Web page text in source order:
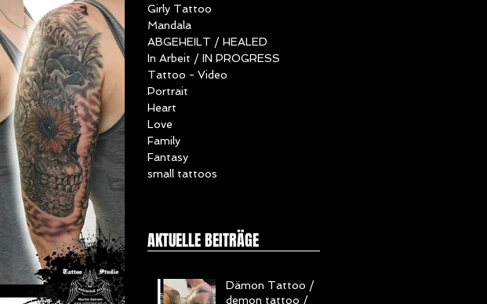
Girly Tattoo
Mandala
ABGEHEILT / HEALED
In Arbeit / IN PROGRESS
Tattoo - Video
Portrait
Heart
Love
Family
Fantasy
small tattoos
AKTUELLE BEITRÄGE
Dämon Tattoo /
demon tattoo /